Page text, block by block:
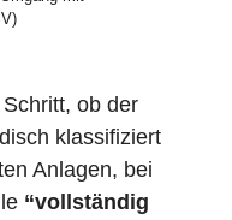
ob der
klassifiziert
Anlagen, bei
“vollständig